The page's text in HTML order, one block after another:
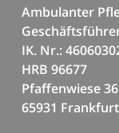
Ambulanter
IK. Nr.:
HRB 96677
Pfaffenwiese 36
65931